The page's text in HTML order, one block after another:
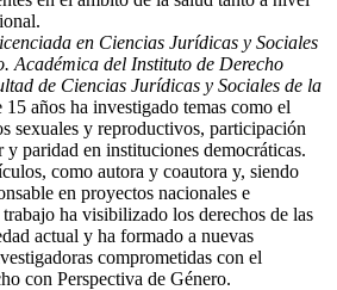
en Ciencias Jurídicas y Sociales
Académica del Instituto de Derecho
de Ciencias Jurídicas y Sociales de la
15 años ha investigado temas como el
sexuales y reproductivos, participación
paridad en instituciones democráticas.
como autora y coautora y, siendo
en proyectos nacionales e
ha visibilizado los derechos de las
actual y ha formado a nuevas
comprometidas con el
con Perspectiva de Género.